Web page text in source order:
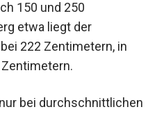
150 und 250
etwa liegt der
222 Zentimetern, in
bei durchschnittlichen